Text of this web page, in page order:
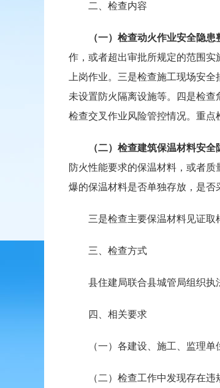
二、检查内容
（一） 检查动火作业安全隐患
作，或者超出审批所规定的范围
上岗作业。三是检查施工现场安
未设置防火隔离设施等。四是检
检查交叉作业风险管控情况。重点
（二） 检查建筑保温材料安全
防火性能要求的保温材料，或者
爆的保温材料是否单独存放，是否
三是检查主要保温材料见证取
三、检查方式
县住建局联合县城管局组织执法
四、相关要求
（一）各建设、施工、监理单位
（二）检查工作中发现存在违规